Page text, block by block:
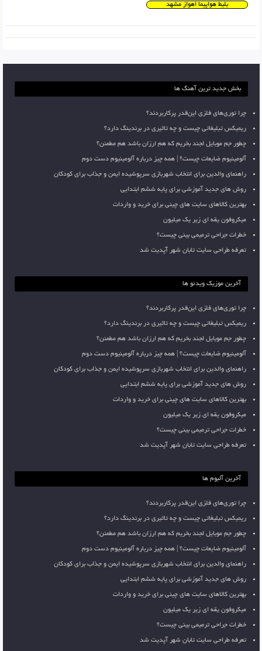
بلیط هواپیما اهواز مشهد
بخش جدید ترین آهنگ ها
چرا توری‌های فلزی این‌قدر پرکاربردند؟
ریمیکس تبلیغاتی چیست و چه تاثیری در برندینگ دارد؟
چطور جم موبایل لجند بخریم که هم ارزان باشد هم مطمئن؟
آلومینیوم ضایعات چیست؟ | همه چیز درباره آلومینیوم دست دوم
راهنمای والدین برای انتخاب شهربازی سرپوشیده ایمن و جذاب برای کودکان
روش های جدید آموزشی برای پایه ششم ابتدایی
بهترین کالاهای سایت های چینی برای خرید و واردات
میکروفون یقه ای زیر یک میلیون
خطرات جراحی ترمیمی بینی چیست؟
تعرفه طراحی سایت تابان شهر آپدیت شد
آخرین موزیک ویدئو ها
چرا توری‌های فلزی این‌قدر پرکاربردند؟
ریمیکس تبلیغاتی چیست و چه تاثیری در برندینگ دارد؟
چطور جم موبایل لجند بخریم که هم ارزان باشد هم مطمئن؟
آلومینیوم ضایعات چیست؟ | همه چیز درباره آلومینیوم دست دوم
راهنمای والدین برای انتخاب شهربازی سرپوشیده ایمن و جذاب برای کودکان
روش های جدید آموزشی برای پایه ششم ابتدایی
بهترین کالاهای سایت های چینی برای خرید و واردات
میکروفون یقه ای زیر یک میلیون
خطرات جراحی ترمیمی بینی چیست؟
تعرفه طراحی سایت تابان شهر آپدیت شد
آخرین آلبوم ها
چرا توری‌های فلزی این‌قدر پرکاربردند؟
ریمیکس تبلیغاتی چیست و چه تاثیری در برندینگ دارد؟
چطور جم موبایل لجند بخریم که هم ارزان باشد هم مطمئن؟
آلومینیوم ضایعات چیست؟ | همه چیز درباره آلومینیوم دست دوم
راهنمای والدین برای انتخاب شهربازی سرپوشیده ایمن و جذاب برای کودکان
روش های جدید آموزشی برای پایه ششم ابتدایی
بهترین کالاهای سایت های چینی برای خرید و واردات
میکروفون یقه ای زیر یک میلیون
خطرات جراحی ترمیمی بینی چیست؟
تعرفه طراحی سایت تابان شهر آپدیت شد